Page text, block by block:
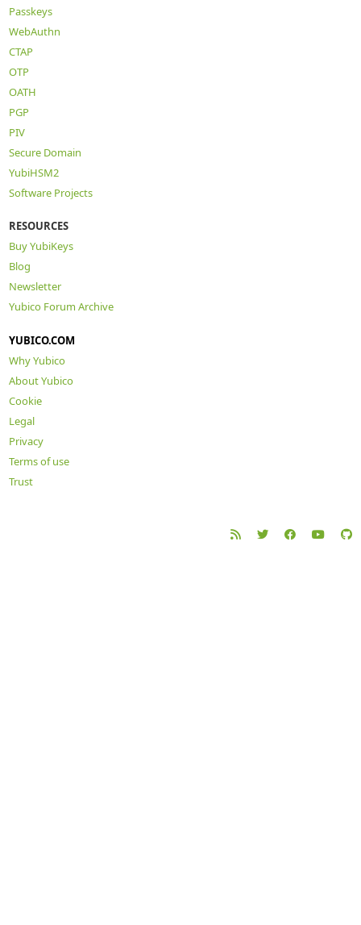
Passkeys
WebAuthn
CTAP
OTP
OATH
PGP
PIV
Secure Domain
YubiHSM2
Software Projects
RESOURCES
Buy YubiKeys
Blog
Newsletter
Yubico Forum Archive
YUBICO.COM
Why Yubico
About Yubico
Cookie
Legal
Privacy
Terms of use
Trust